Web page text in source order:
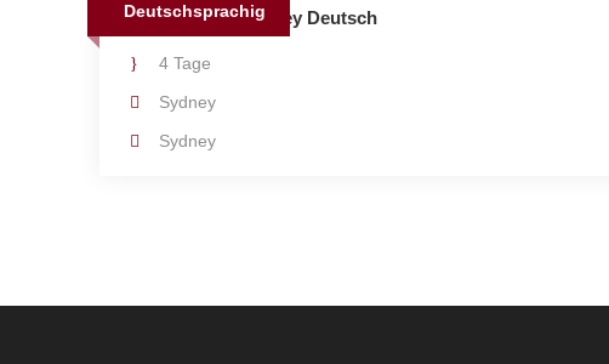
Deutschsprachig
Citypackage Sydney Deutsch
4 Tage
Sydney
Sydney